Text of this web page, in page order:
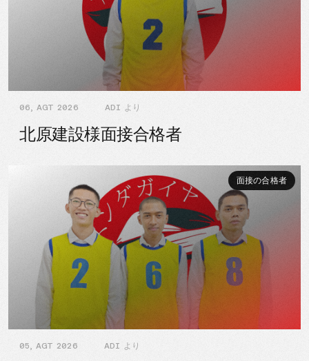
06, AGT 2026 ADI より
北原建設様面接合格者
面接の合格者
05, AGT 2026 ADI より